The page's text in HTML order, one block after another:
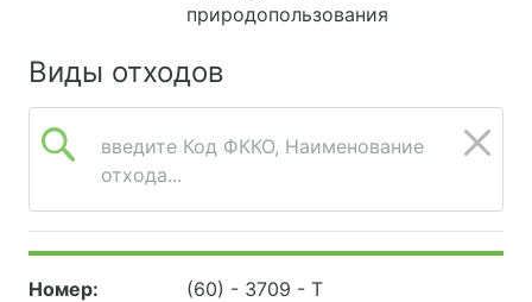
природопользования
Виды отходов
введите Код ФККО, Наименование
отхода...
Номер:
(60) - 3709 - Т